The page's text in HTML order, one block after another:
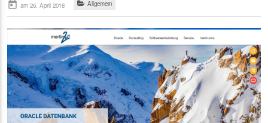
today am 26. April 2018 Allgemein